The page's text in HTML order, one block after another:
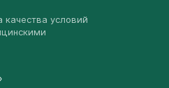
условий